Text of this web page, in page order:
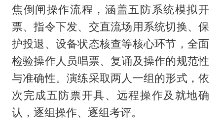
焦倒闸操作流程，涵盖五防系统模拟开
票、指令下发、交直流场用系统切换、保
护投退、设备状态核查等核心环节，全面
检验操作人员唱票、复诵及操作的规范性
与准确性。演练采取两人一组的形式，依
次完成五防票开具、远程操作及就地确
认，逐组操作、逐组考评。